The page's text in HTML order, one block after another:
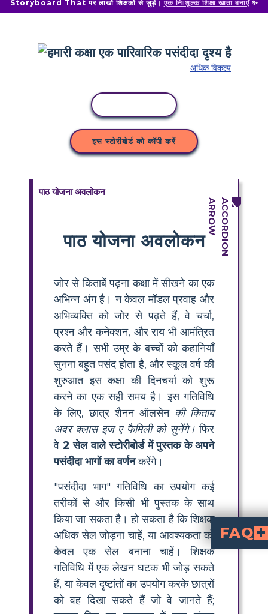
Storyboard That पर लाखों शिक्षकों से जुड़ें। एक निःशुल्क शिक्षा खाता बनाएँ✨
अधिक विकल्प
इस स्टोरीबोर्ड को कॉपी करें
पाठ योजना अवलोकन
पाठ योजना अवलोकन
जोर से किताबें पढ़ना कक्षा में सीखने का एक
अभिन्न अंग है। न केवल मॉडल प्रवाह और
अभिव्यक्ति को जोर से पढ़ते हैं, वे चर्चा,
प्रश्न और कनेक्शन, और राय भी आमंत्रित
करते हैं। सभी उम्र के बच्चों को कहानियाँ
सुनना बहुत पसंद होता है, और स्कूल वर्ष की
शुरुआत इस कक्षा की दिनचर्या को शुरू
करने का एक सही समय है। इस गतिविधि
के लिए, छात्र शैनन ऑलसेन की किताब
अवर क्लास इज ए फैमिली को सुनेंगे। फिर
वे 2 सेल वाले स्टोरीबोर्ड में पुस्तक के अपने
पसंदीदा भागों का वर्णनकरेंगे।
"पसंदीदा भाग" गतिविधि का उपयोग कई
तरीकों से और किसी भी पुस्तक के साथ
किया जा सकता है। हो सकता है कि शिक्षक
अधिक सेल जोड़ना चाहें, या आवश्यकता को
केवल एक सेल बनाना चाहें। शिक्षक
गतिविधि में एक लेखन घटक भी जोड़ सकते
हैं, या केवल दृष्टांतों का उपयोग करके छात्रों
को वह दिखा सकते हैं जो वे जानते हैं;
FAQ